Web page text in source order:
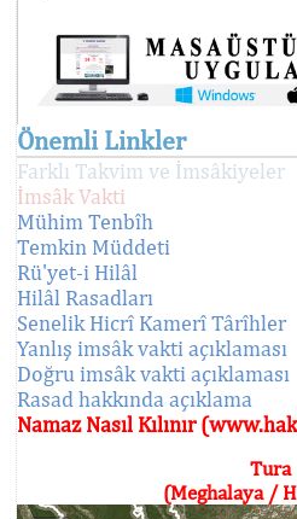
Önemli Linkler
Farklı Takvim ve İmsâkiyeler
İmsâk Vakti
Mühim Tenbîh
Temkin Müddeti
Rü'yet-i Hilâl
Hilâl Rasadları
Senelik Hicrî Kamerî Târîhler
Yanlış imsâk vakti açıklaması
Doğru imsâk vakti açıklaması
Rasad hakkında açıklama
Namaz Nasıl Kılınır
Tura
(Meghalaya /